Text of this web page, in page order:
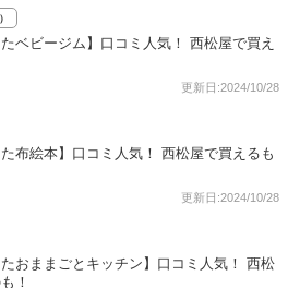
たベビージム】口コミ人気！ 西松屋で買え
更新日:2024/10/28
た布絵本】口コミ人気！ 西松屋で買えるも
更新日:2024/10/28
たおままごとキッチン】口コミ人気！ 西松
！